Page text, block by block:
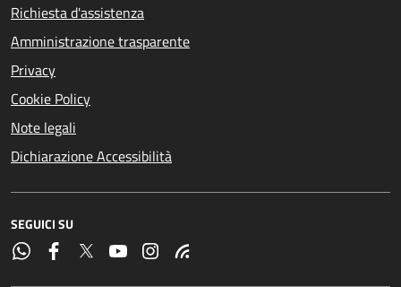
Richiesta d'assistenza
Amministrazione trasparente
Privacy
Cookie Policy
Note legali
Dichiarazione Accessibilità
SEGUICI SU